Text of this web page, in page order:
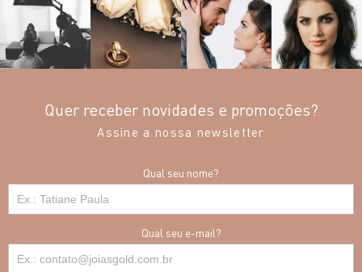
Quer receber novidades e promoções?
Assine a nossa newsletter
Qual seu nome?
Qual seu e-mail?